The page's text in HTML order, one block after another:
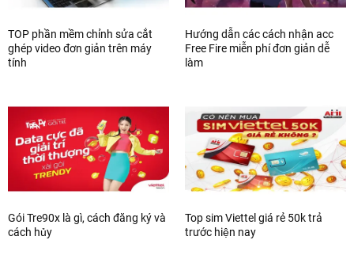
TOP phần mềm chỉnh sửa cắt
ghép video đơn giản trên máy
tính
Hướng dẫn các cách nhận acc
Free Fire miễn phí đơn giản dễ
làm
Gói Tre90x là gì, cách đăng ký và
cách hủy
Top sim Viettel giá rẻ 50k trả
trước hiện nay